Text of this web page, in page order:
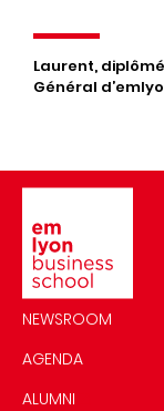
Laurent,
Général
NEWSROOM
AGENDA
ALUMNI